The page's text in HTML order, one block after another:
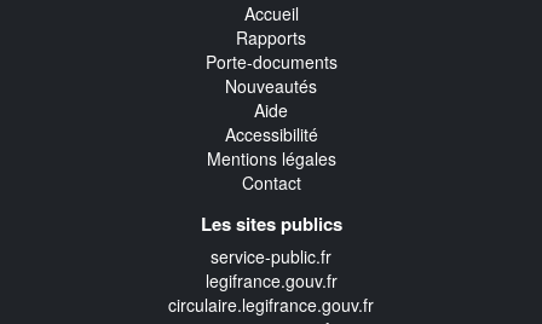
Accueil
Rapports
Porte-documents
Nouveautés
Aide
Accessibilité
Mentions légales
Contact
Les sites publics
service-public.fr
legifrance.gouv.fr
circulaire.legifrance.gouv.fr